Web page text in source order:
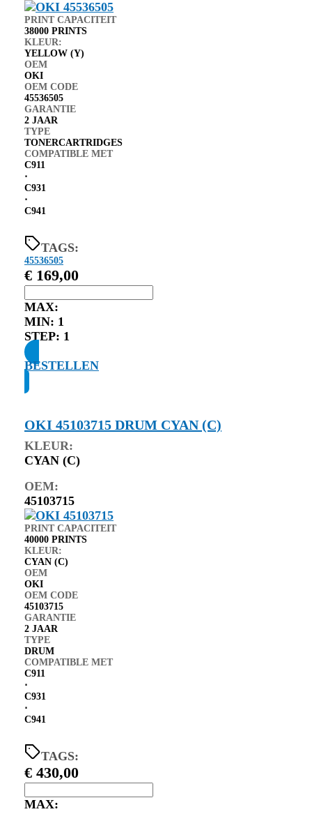
PRINT CAPACITEIT
38000 PRINTS
KLEUR:
YELLOW (Y)
OEM
OKI
OEM CODE
45536505
GARANTIE
2 JAAR
TYPE
TONERCARTRIDGES
COMPATIBLE MET
C911
⋅
C931
⋅
C941
TAGS:
45536505
€ 169,00
MAX:
MIN: 1
STEP: 1
BESTELLEN
OKI 45103715 DRUM CYAN (C)
KLEUR:
CYAN (C)
OEM:
45103715
PRINT CAPACITEIT
40000 PRINTS
KLEUR:
CYAN (C)
OEM
OKI
OEM CODE
45103715
GARANTIE
2 JAAR
TYPE
DRUM
COMPATIBLE MET
C911
⋅
C931
⋅
C941
TAGS:
€ 430,00
MAX: